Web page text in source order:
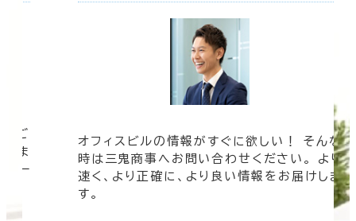
ご
ま
ペー
オフィスビルの情報がすぐに欲しい！ そんな
時は三鬼商事へお問い合わせください。 より
速く、より正確に、より良い情報をお届けしま
す。